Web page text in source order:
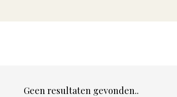
Geen resultaten gevonden..